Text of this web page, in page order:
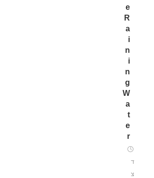
e
R
a
i
n
i
n
g
W
a
t
e
r
ד
צ